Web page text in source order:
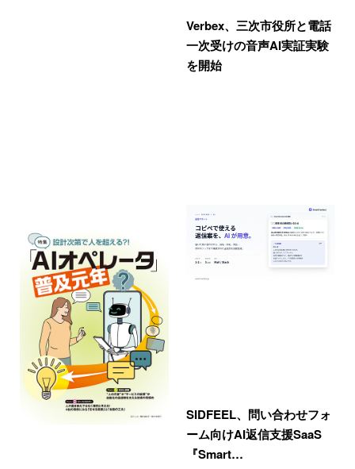
Verbex、三次市役所と電話
一次受けの音声AI実証実験
を開始
SIDFEEL、問い合わせフォ
ーム向けAI返信支援SaaS
『Smart…